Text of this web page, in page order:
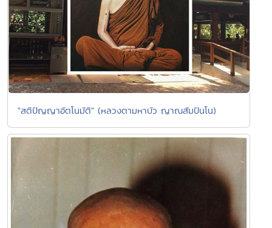
"สติปัญญาอัตโนมัติ" (หลวงตามหาบัว ญาณสัมปันโน)